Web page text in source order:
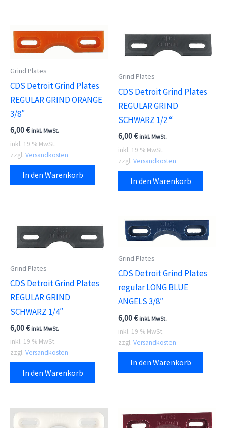
Grind Plates
CDS Detroit Grind Plates
REGULAR GRIND ORANGE
3/8″
6,00€ inkl. MwSt.
inkl. 19 % MwSt.
zzgl. Versandkosten
In den Warenkorb
Grind Plates
CDS Detroit Grind Plates
REGULAR GRIND
SCHWARZ 1/2 “
6,00€ inkl. MwSt.
inkl. 19 % MwSt.
zzgl. Versandkosten
In den Warenkorb
Grind Plates
CDS Detroit Grind Plates
REGULAR GRIND
SCHWARZ 1/4″
6,00€ inkl. MwSt.
inkl. 19 % MwSt.
zzgl. Versandkosten
In den Warenkorb
Grind Plates
CDS Detroit Grind Plates
regular LONG BLUE
ANGELS 3/8″
6,00€ inkl. MwSt.
inkl. 19 % MwSt.
zzgl. Versandkosten
In den Warenkorb